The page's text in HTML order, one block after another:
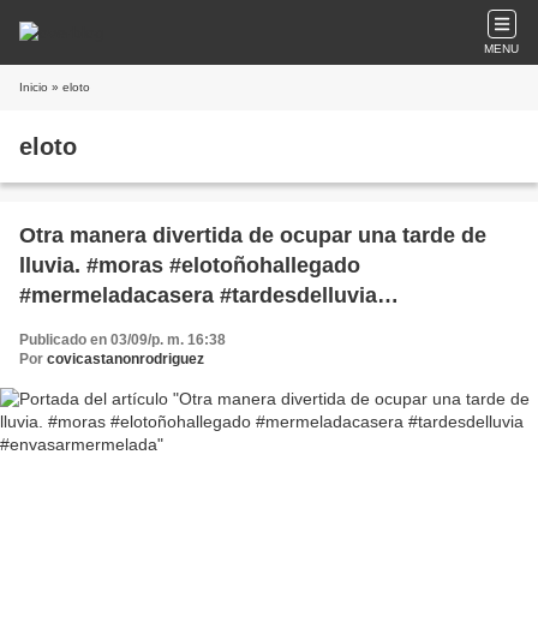
MENU
Inicio » eloto
eloto
Otra manera divertida de ocupar una tarde de
lluvia. #moras #elotoñohallegado
#mermeladacasera #tardesdelluvia
Publicado en 03/09/p. m. 16:38
Por covicastanonrodriguez